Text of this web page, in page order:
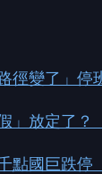
徑變了」
」放定了
點國巨跌